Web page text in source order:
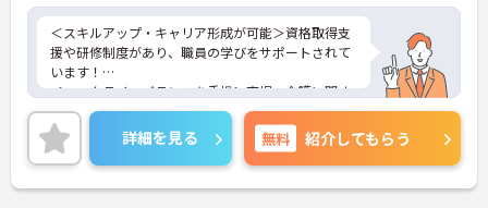
＜スキルアップ・キャリア形成が可能＞資格取得支
援や研修制度があり、職員の学びをサポートされて
います！
＜ワークライフバランスを重視＞育児・介護に関す
る制度や社宅制度、各種手当など、長く安心して働
きやすい環境が整っています。
＜寄り添ったケアの実施＞利用者さまに深く寄り添
ったサービスの提供を目指し、職員の専門性を高め
るような人材育成にも注力されています。
詳細を見る 無料 紹介してもらう